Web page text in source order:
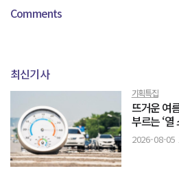
Comments
최신기사
기획특집
뜨거운 여
부르는 ‘열
2026-08-05